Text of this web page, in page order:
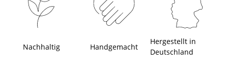
Nachhaltig Handgemacht
Hergestellt in
Deutschland